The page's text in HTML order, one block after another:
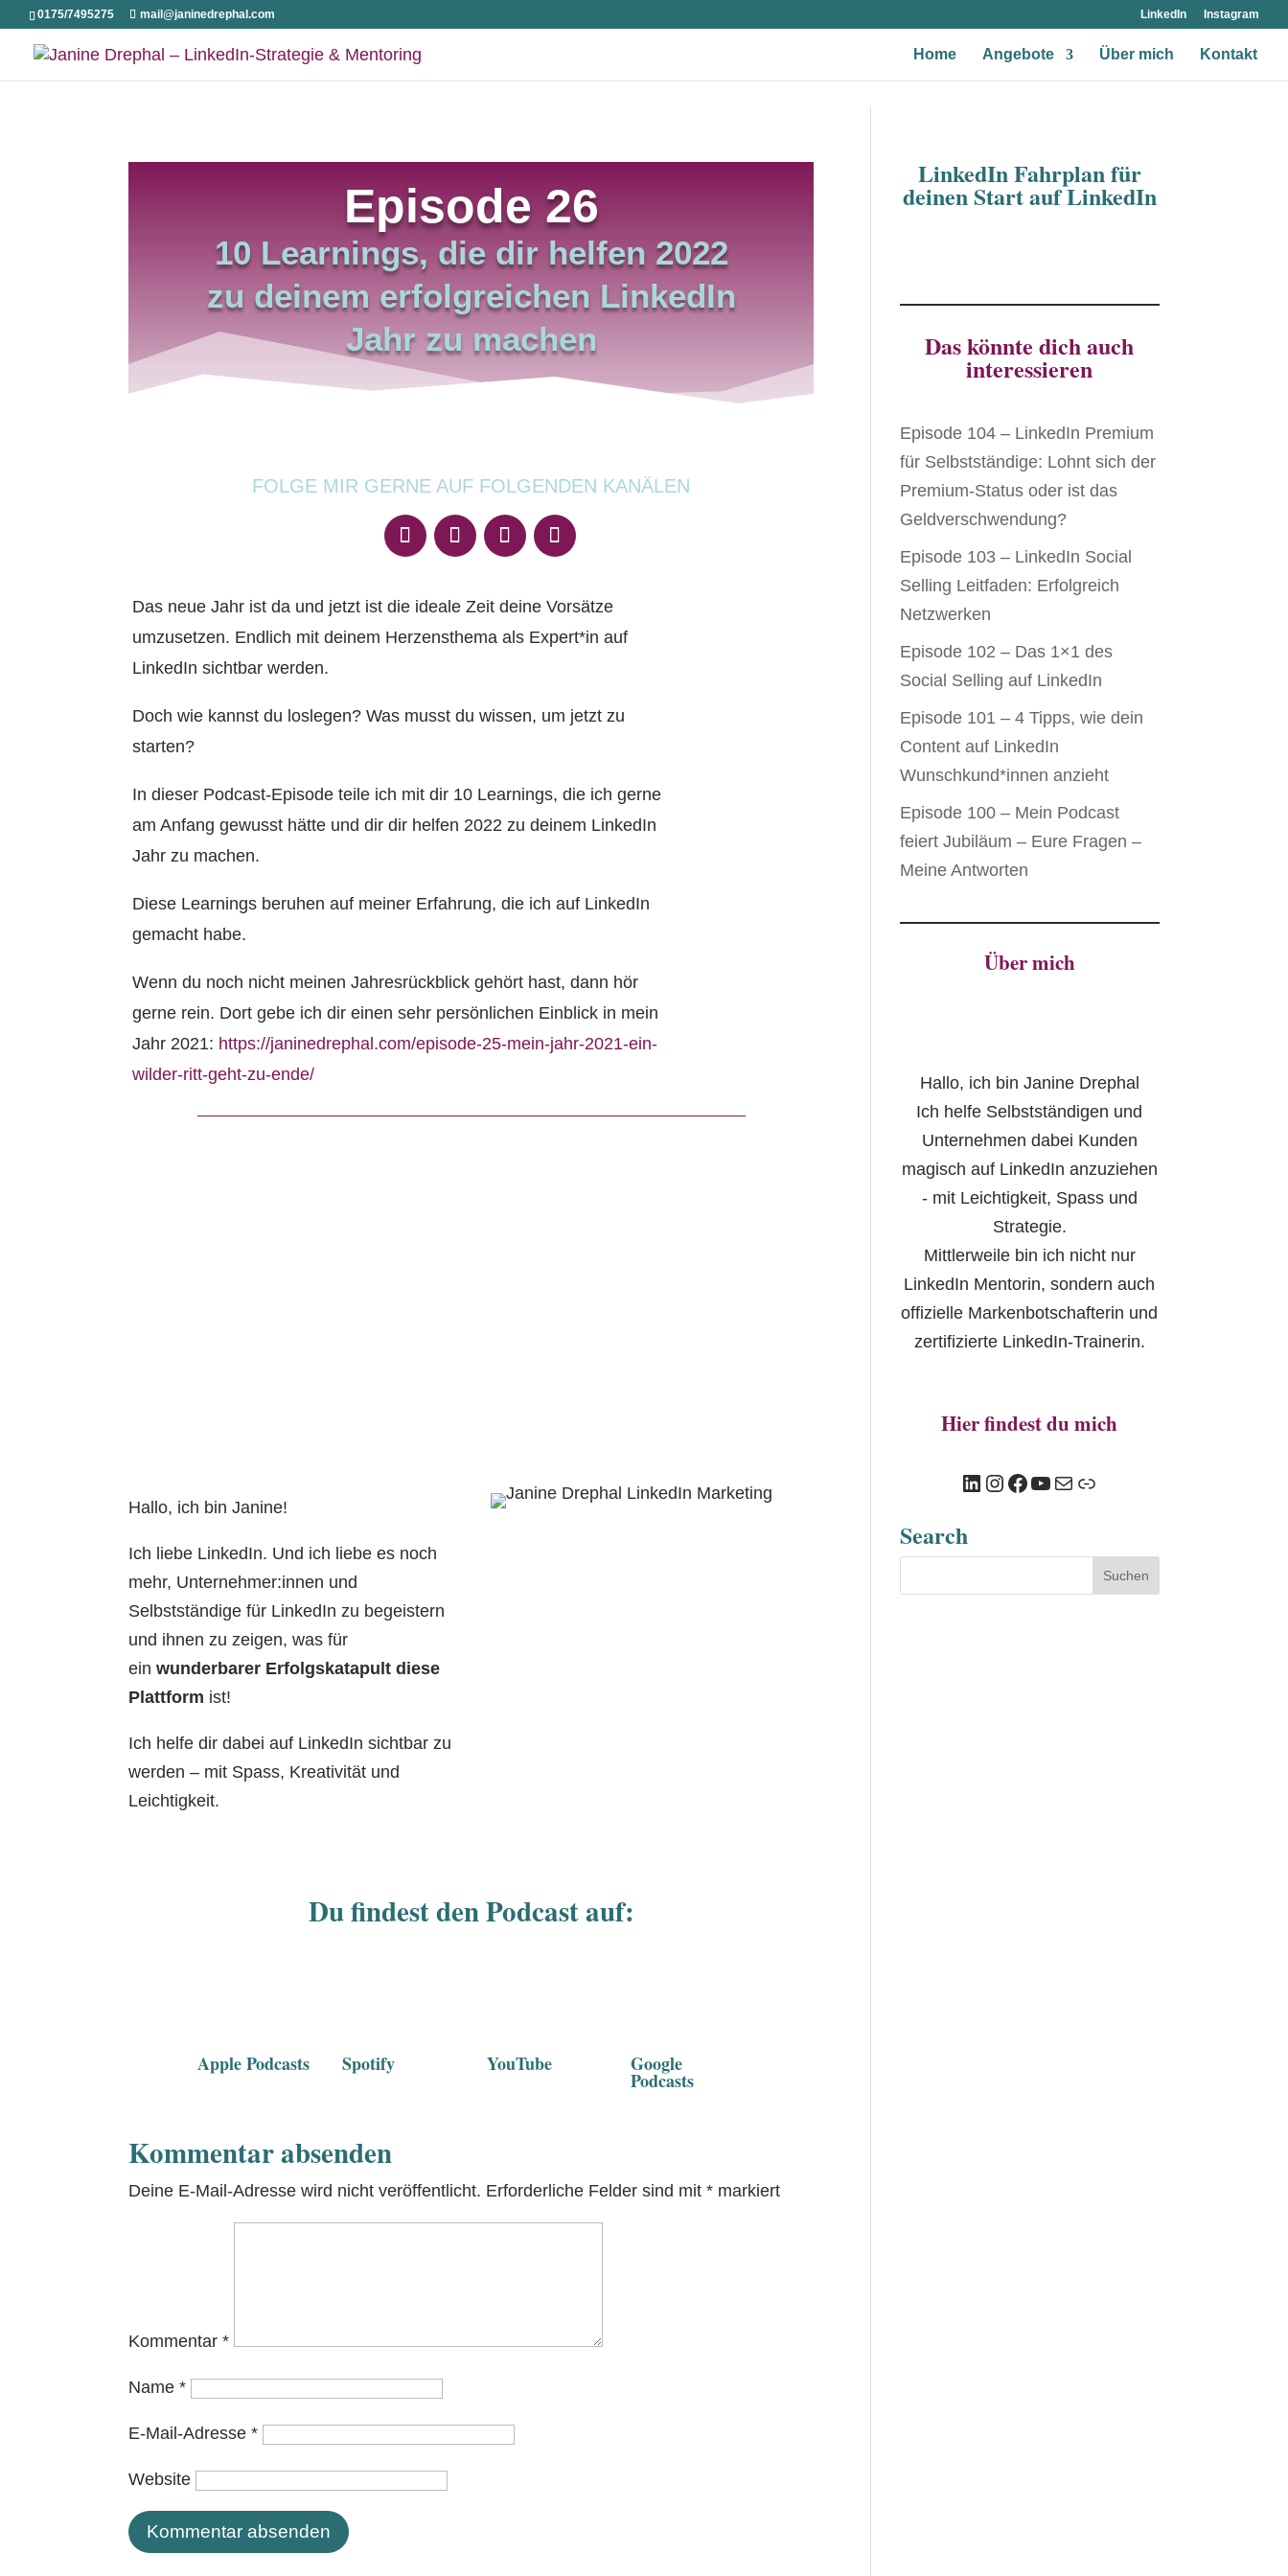
0175/7495275 mail@janinedrephal.com LinkedIn Instagram
Home Angebote Über mich Kontakt
Episode 26
10 Learnings, die dir helfen 2022
zu deinem erfolgreichen LinkedIn
Jahr zu machen
FOLGE MIR GERNE AUF FOLGENDEN KANÄLEN
Das neue Jahr ist da und jetzt ist die ideale Zeit deine Vorsätze
umzusetzen. Endlich mit deinem Herzensthema als Expert*in auf
LinkedIn sichtbar werden.
Doch wie kannst du loslegen? Was musst du wissen, um jetzt zu
starten?
In dieser Podcast-Episode teile ich mit dir 10 Learnings, die ich gerne
am Anfang gewusst hätte und dir dir helfen 2022 zu deinem LinkedIn
Jahr zu machen.
Diese Learnings beruhen auf meiner Erfahrung, die ich auf LinkedIn
gemacht habe.
Wenn du noch nicht meinen Jahresrückblick gehört hast, dann hör
gerne rein. Dort gebe ich dir einen sehr persönlichen Einblick in mein
Jahr 2021: https://janinedrephal.com/episode-25-mein-jahr-2021-ein-
wilder-ritt-geht-zu-ende/
Hallo, ich bin Janine!
Ich liebe LinkedIn. Und ich liebe es noch
mehr, Unternehmer:innen und
Selbstständige für LinkedIn zu begeistern
und ihnen zu zeigen, was für
ein wunderbarer Erfolgskatapult diese
Plattform ist!
Ich helfe dir dabei auf LinkedIn sichtbar zu
werden – mit Spass, Kreativität und
Leichtigkeit.
Du findest den Podcast auf:
Apple Podcasts Spotify YouTube Google
Podcasts
Kommentar absenden
Deine E-Mail-Adresse wird nicht veröffentlicht. Erforderliche Felder sind mit* markiert
Kommentar*
Name*
E-Mail-Adresse*
Website
LinkedIn Fahrplan für
deinen Start auf LinkedIn
Das könnte dich auch
interessieren
Episode 104 – LinkedIn Premium
für Selbstständige: Lohnt sich der
Premium-Status oder ist das
Geldverschwendung?
Episode 103 – LinkedIn Social
Selling Leitfaden: Erfolgreich
Netzwerken
Episode 102 – Das 1×1 des
Social Selling auf LinkedIn
Episode 101 – 4 Tipps, wie dein
Content auf LinkedIn
Wunschkund*innen anzieht
Episode 100 – Mein Podcast
feiert Jubiläum – Eure Fragen –
Meine Antworten
Über mich
Hallo, ich bin Janine Drephal
Ich helfe Selbstständigen und
Unternehmen dabei Kunden
magisch auf LinkedIn anzuziehen
- mit Leichtigkeit, Spass und
Strategie.
Mittlerweile bin ich nicht nur
LinkedIn Mentorin, sondern auch
offizielle Markenbotschafterin und
zertifizierte LinkedIn-Trainerin.
Hier findest du mich
LinkedIn
Instagram
Facebook
YouTube
E-Mail
Link
Search